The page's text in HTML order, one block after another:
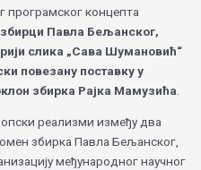
програмског концепта
Павла Бељанског,
слика „Сава Шумановић“
повезану поставку у
збирка Рајка Мамузића
реализми између два
збирка Павла Бељанског,
међународног научног